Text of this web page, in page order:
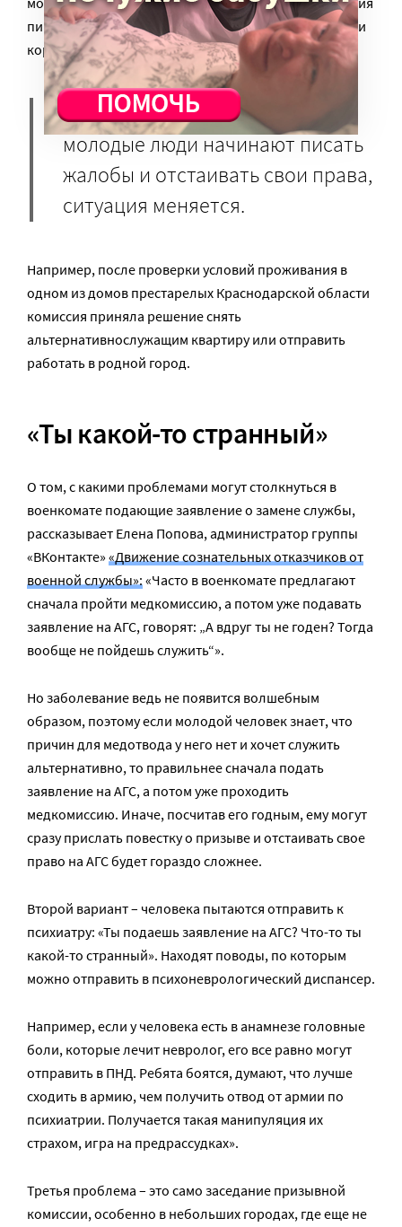
пищи, а душ и туалет могут находиться в другой части
корпуса.
Как показывает опыт, когда
молодые люди начинают писать
жалобы и отстаивать свои права,
ситуация меняется.
Например, после проверки условий проживания в
одном из домов престарелых Краснодарской области
комиссия приняла решение снять
альтернативнослужащим квартиру или отправить
работать в родной город.
«Ты какой-то странный»
О том, с какими проблемами могут столкнуться в
военкомате подающие заявление о замене службы,
рассказывает Елена Попова, администратор группы
«ВКонтакте» «Движение сознательных отказчиков от
военной службы»:«Часто в военкомате предлагают
сначала пройти медкомиссию, а потом уже подавать
заявление на АГС, говорят: „А вдруг ты не годен? Тогда
вообще не пойдешь служить“».
Но заболевание ведь не появится волшебным
образом, поэтому если молодой человек знает, что
причин для медотвода у него нет и хочет служить
альтернативно, то правильнее сначала подать
заявление на АГС, а потом уже проходить
медкомиссию. Иначе, посчитав его годным, ему могут
сразу прислать повестку о призыве и отстаивать свое
право на АГС будет гораздо сложнее.
Второй вариант – человека пытаются отправить к
психиатру: «Ты подаешь заявление на АГС? Что-то ты
какой-то странный». Находят поводы, по которым
можно отправить в психоневрологический диспансер.
Например, если у человека есть в анамнезе головные
боли, которые лечит невролог, его все равно могут
отправить в ПНД. Ребята боятся, думают, что лучше
сходить в армию, чем получить отвод от армии по
психиатрии. Получается такая манипуляция их
страхом, игра на предрассудках».
Третья проблема – это само заседание призывной
комиссии, особенно в небольших городах, где еще не